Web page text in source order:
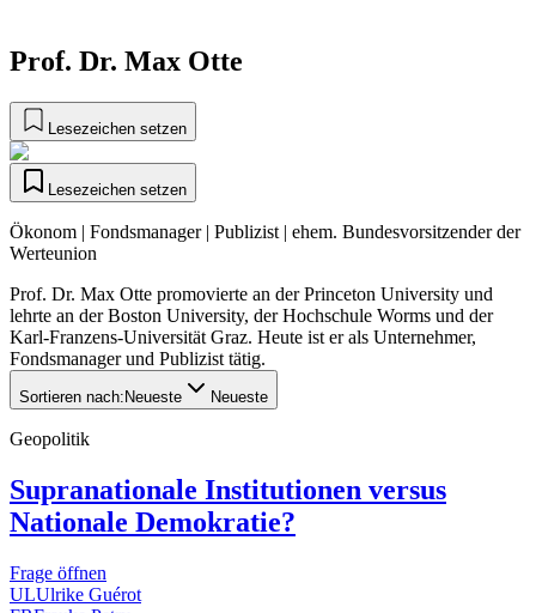
Prof. Dr. Max Otte
Lesezeichen setzen
Lesezeichen setzen
Ökonom | Fondsmanager | Publizist | ehem. Bundesvorsitzender der
Werteunion
Prof. Dr. Max Otte promovierte an der Princeton University und
lehrte an der Boston University, der Hochschule Worms und der
Karl-Franzens-Universität Graz. Heute ist er als Unternehmer,
Fondsmanager und Publizist tätig.
Sortieren nach: Neueste Neueste
Geopolitik
Supranationale Institutionen versus
Nationale Demokratie?
Frage öffnen
ULUlrike Guérot